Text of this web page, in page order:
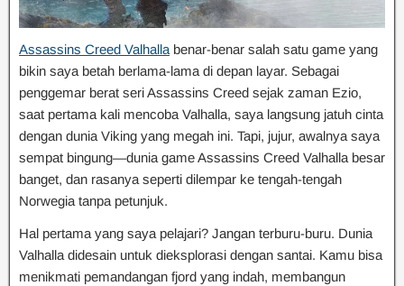
Assassins Creed Valhalla benar-benar salah satu game yang
bikin saya betah berlama-lama di depan layar. Sebagai
penggemar berat seri Assassins Creed sejak zaman Ezio,
saat pertama kali mencoba Valhalla, saya langsung jatuh cinta
dengan dunia Viking yang megah ini. Tapi, jujur, awalnya saya
sempat bingung—dunia game Assassins Creed Valhalla besar
banget, dan rasanya seperti dilempar ke tengah-tengah
Norwegia tanpa petunjuk.
Hal pertama yang saya pelajari? Jangan terburu-buru. Dunia
Valhalla didesain untuk dieksplorasi dengan santai. Kamu bisa
menikmati pemandangan fjord yang indah, membangun